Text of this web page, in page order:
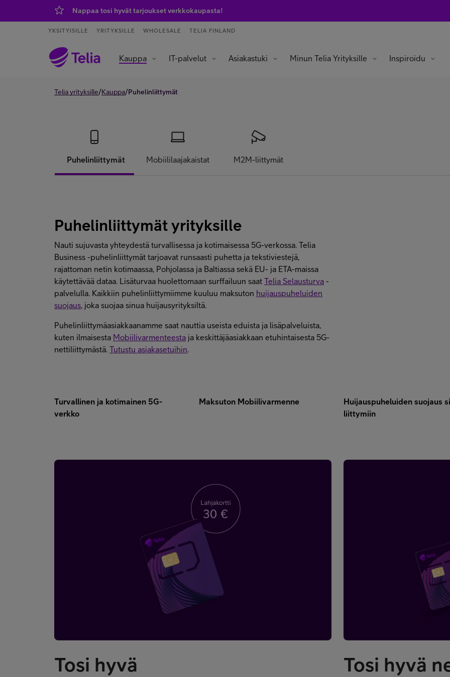
Nappaa tosi hyvät tarjoukset verkkokaupasta!
YKSITYISILLE YRITYKSILLE WHOLESALE TELIA FINLAND
Kauppa IT-palvelut Asiakastuki Minun Telia Yrityksille Inspiroidu
Telia yrityksille/Kauppa/Puhelinliittymät
Puhelinliittymät Mobiililaajakaistat M2M-liittymät
Puhelinliittymät yrityksille
Nauti sujuvasta yhteydestä turvallisessa ja kotimaisessa 5G-verkossa. Telia
Business -puhelinliittymät tarjoavat runsaasti puhetta ja tekstiviestejä,
rajattoman netin kotimaassa, Pohjolassa ja Baltiassa sekä EU- ja ETA-maissa
käytettävää dataa. Lisäturvaa huolettomaan surffailuun saat Telia Selausturva -
palvelulla. Kaikkiin puhelinliittymiimme kuuluu maksuton huijauspuheluiden
suojaus, joka suojaa sinua huijausyrityksiltä.
Puhelinliittymäasiakkaanamme saat nauttia useista eduista ja lisäpalveluista,
kuten ilmaisesta Mobiilivarmenteesta ja keskittäjäasiakkaan etuhintaisesta 5G-
nettiliittymästä. Tutustu asiakasetuihin.
Turvallinen ja kotimainen 5G-
verkko
Maksuton Mobiilivarmenne
Huijauspuheluiden suojaus
liittymiin